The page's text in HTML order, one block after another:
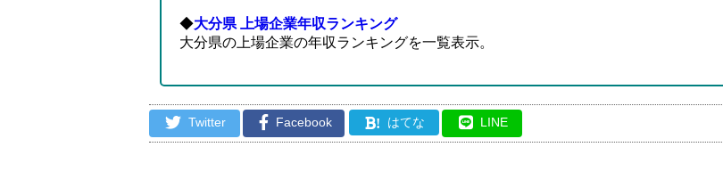
◆大分県 上場企業年収ランキング
大分県の上場企業の年収ランキングを一覧表示。
Twitter Facebook ! はてな LINE